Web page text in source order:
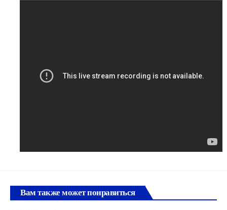
Вам также может понравиться